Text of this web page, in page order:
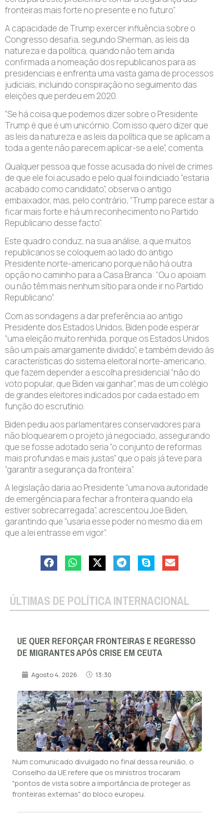
fronteiras mais forte no presente e no futuro”.
A capacidade de Trump exercer influência sobre o
Congresso desafia, segundo Sherman, as leis da
natureza e da política, quando não tem ainda
confirmada a nomeação dos republicanos para as
presidenciais e enfrenta uma vasta gama de processos
judiciais, incluindo conspiração no seguimento das
eleições que perdeu em 2020.
“Se há coisa que podemos dizer sobre o Presidente
Trump é que é um unicórnio. Com isso quero dizer que
as leis da natureza e as leis da política que se aplicam a
toda a gente não parecem aplicar-se a ele”, comenta.
Qualquer pessoa que fosse acusada do nível de crimes
de que ele foi acusado e pelo qual foi indiciado “estaria
acabado como candidato”, observa o antigo
embaixador, mas, pelo contrário, “Trump parece estar a
ficar mais forte e há um reconhecimento no Partido
Republicano desse facto”.
Este quadro conduz, na sua análise, a que muitos
republicanos se coloquem ao lado do antigo
Presidente norte-americano porque não há outra
opção no caminho para a Casa Branca: “Ou o apoiam
ou não têm mais nenhum sítio para onde ir no Partido
Republicano”.
Com as sondagens a dar preferência ao antigo
Presidente dos Estados Unidos, Biden pode esperar
“uma eleição muito renhida, porque os Estados Unidos
são um país amargamente dividido”, e também devido às
características do sistema eleitoral norte-americano,
que fazem depender a escolha presidencial “não do
voto popular, que Biden vai ganhar”, mas de um colégio
de grandes eleitores indicados por cada estado em
função do escrutínio.
Biden pediu aos parlamentares conservadores para
não bloquearem o projeto já negociado, assegurando
que se fosse adotado seria “o conjunto de reformas
mais profundas e mais justas” que o país já teve para
“garantir a segurança da fronteira”.
A legislação daria ao Presidente “uma nova autoridade
de emergência para fechar a fronteira quando ela
estiver sobrecarregada”, acrescentou Joe Biden,
garantindo que “usaria esse poder no mesmo dia em
que a lei entrasse em vigor”.
ÚLTIMAS DE POLÍTICA INTERNACIONAL
UE QUER REFORÇAR FRONTEIRAS E REGRESSO
DE MIGRANTES APÓS CRISE EM CEUTA
Agosto 4, 2026 13:30
Num comunicado divulgado no final dessa reunião, o
Conselho da UE refere que os ministros trocaram
"pontos de vista sobre a importância de proteger as
fronteiras externas" do bloco europeu.